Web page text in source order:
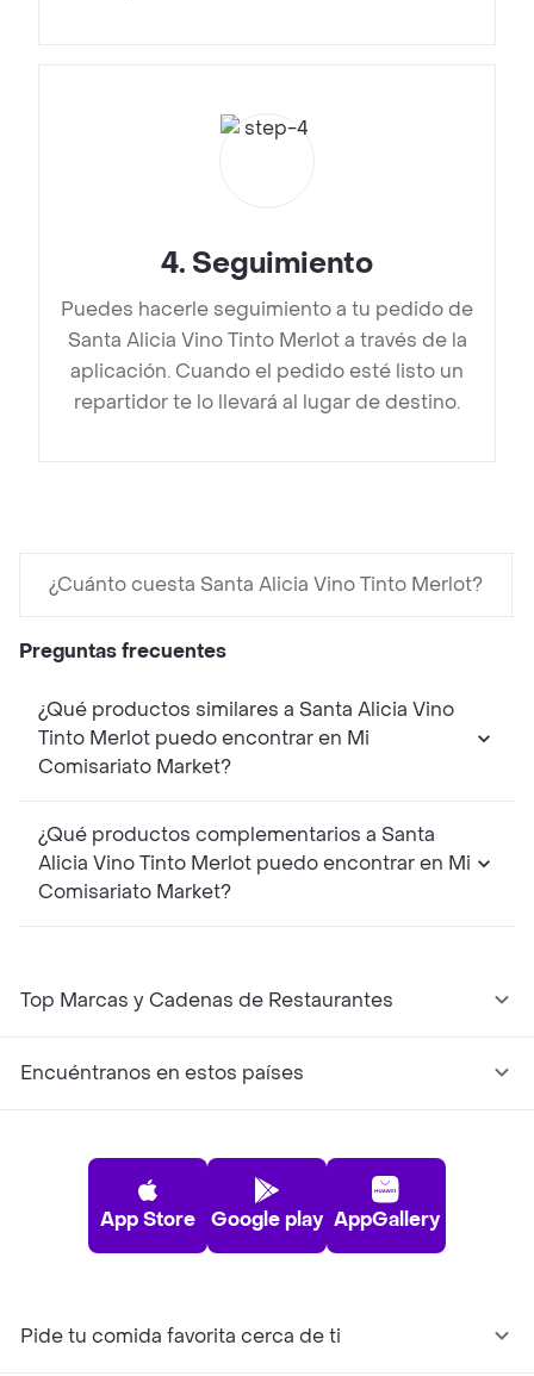
4. Seguimiento
Puedes hacerle seguimiento a tu pedido de
Santa Alicia Vino Tinto Merlot a través de la
aplicación. Cuando el pedido esté listo un
repartidor te lo llevará al lugar de destino.
¿Cuánto cuesta Santa Alicia Vino Tinto Merlot?
Preguntas frecuentes
¿Qué productos similares a Santa Alicia Vino
Tinto Merlot puedo encontrar en Mi
Comisariato Market?
¿Qué productos complementarios a Santa
Alicia Vino Tinto Merlot puedo encontrar en Mi
Comisariato Market?
Top Marcas y Cadenas de Restaurantes
Encuéntranos en estos países
App Store Google play AppGallery
Pide tu comida favorita cerca de ti